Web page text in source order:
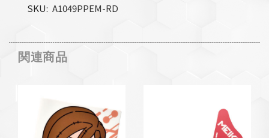
SKU A1049PPEM-RD
関連商品